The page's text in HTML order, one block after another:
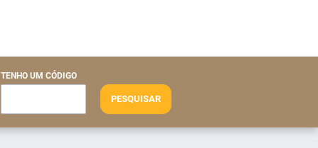
TENHO UM CÓDIGO
PESQUISAR